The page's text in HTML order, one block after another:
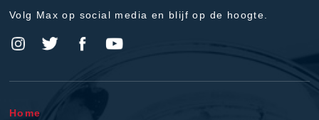
Volg Max op social media en blijf op de hoogte.
Home